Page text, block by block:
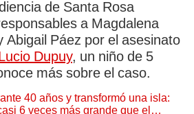
de Santa Rosa
a Magdalena
Abigail Páez por el asesinato
Dupuy, un niño de 5
más sobre el caso.
40 años y transformó una isla:
6 veces más grande que el